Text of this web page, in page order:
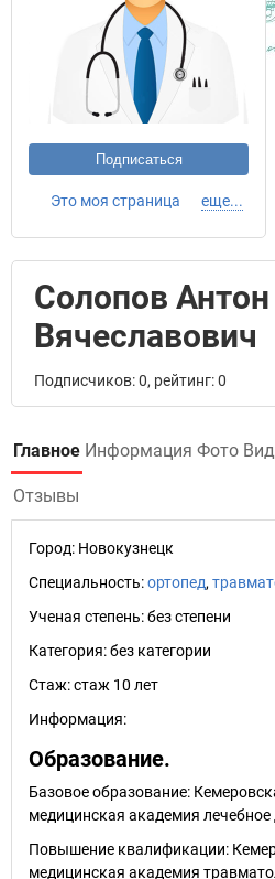
Подписаться
Это моя страница еще...
Солопов Антон
Вячеславович
Подписчиков: 0, рейтинг: 0
Главное Информация Фото
Отзывы
Город: Новокузнецк
Специальность:ортопед,
Ученая степень:без степени
Категория:без категории
Стаж:стаж 10 лет
Информация:
Образование.
Базовое образование:
медицинская академия лечебное
Повышение квалификации:
медицинская академия